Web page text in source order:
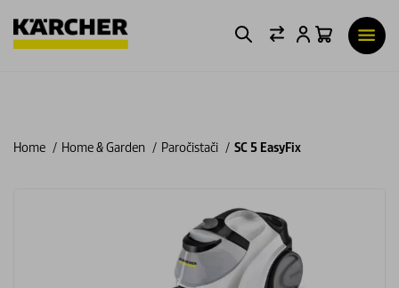
Home Home & Garden Paročistači SC 5 EasyFix